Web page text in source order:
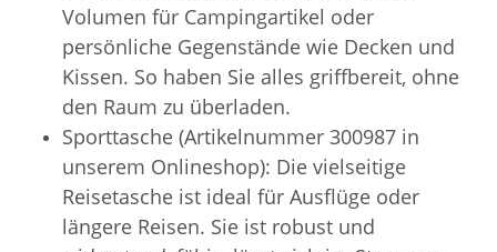
Volumen für Campingartikel oder
persönliche Gegenstände wie Decken und
Kissen. So haben Sie alles griffbereit, ohne
den Raum zu überladen.
Sporttasche (Artikelnummer 300987 in
unserem Onlineshop): Die vielseitige
Reisetasche ist ideal für Ausflüge oder
längere Reisen. Sie ist robust und